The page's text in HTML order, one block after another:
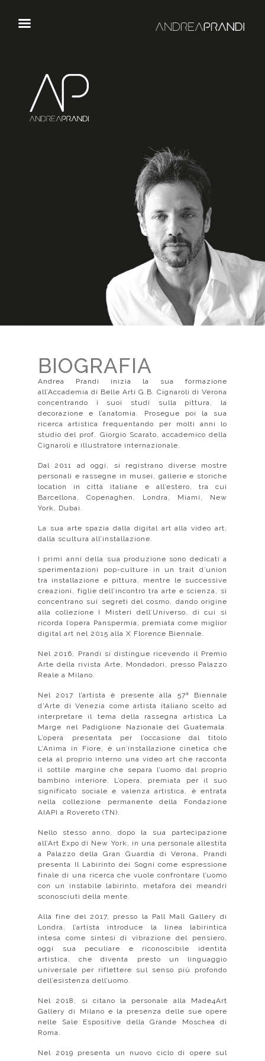
BIOGRAFIA
Andrea Prandi inizia la sua formazione
all’Accademia di Belle Arti G.B. Cignaroli di Verona
concentrando i suoi studi sulla pittura, la
decorazione e l’anatomia. Prosegue poi la sua
ricerca artistica frequentando per molti anni lo
studio del prof. Giorgio Scarato, accademico della
Cignaroli e illustratore internazionale.
Dal 2011 ad oggi, si registrano diverse mostre
personali e rassegne in musei, gallerie e storiche
location in città italiane e all’estero, tra cui
Barcellona, Copenaghen, Londra, Miami, New
York, Dubai.
La sua arte spazia dalla digital art alla video art,
dalla scultura all’installazione.
I primi anni della sua produzione sono dedicati a
sperimentazioni pop-culture in un trait d’union
tra installazione e pittura, mentre le successive
creazioni, figlie dell’incontro tra arte e scienza, si
concentrano sui segreti del cosmo, dando origine
alla collezione I Misteri dell’Universo, di cui si
ricorda l’opera Panspermia, premiata come miglior
digital art nel 2015 alla X Florence Biennale.
Nel 2016, Prandi si distingue ricevendo il Premio
Arte della rivista Arte, Mondadori, presso Palazzo
Reale a Milano.
Nel 2017 l’artista è presente alla 57ª Biennale
d’Arte di Venezia come artista italiano scelto ad
interpretare il tema della rassegna artistica La
Marge nel Padiglione Nazionale del Guatemala.
L’opera presentata per l’occasione dal titolo
L’Anima in Fiore, è un’installazione cinetica che
cela al proprio interno una video art che racconta
il sottile margine che separa l’uomo dal proprio
bambino interiore. L’opera, premiata per il suo
significato sociale e valenza artistica, è entrata
nella collezione permanente della Fondazione
AIAPI a Rovereto (TN).
Nello stesso anno, dopo la sua partecipazione
all’Art Expo di New York, in una personale allestita
a Palazzo della Gran Guardia di Verona, Prandi
presenta Il Labirinto dei Sogni come espressione
finale di una ricerca che vuole confrontare l’uomo
con un instabile labirinto, metafora dei meandri
sconosciuti della mente.
Alla fine del 2017, presso la Pall Mall Gallery di
Londra, l’artista introduce la linea labirintica
intesa come sintesi di vibrazione del pensiero,
oggi sua peculiare e riconoscibile identità
artistica, che diventa presto un linguaggio
universale per riflettere sul senso più profondo
dell’esistenza dell’uomo.
Nel 2018, si citano la personale alla Made4Art
Gallery di Milano e la presenza delle sue opere
nelle Sale Espositive della Grande Moschea di
Roma.
Nel 2019 presenta un nuovo ciclo di opere sul